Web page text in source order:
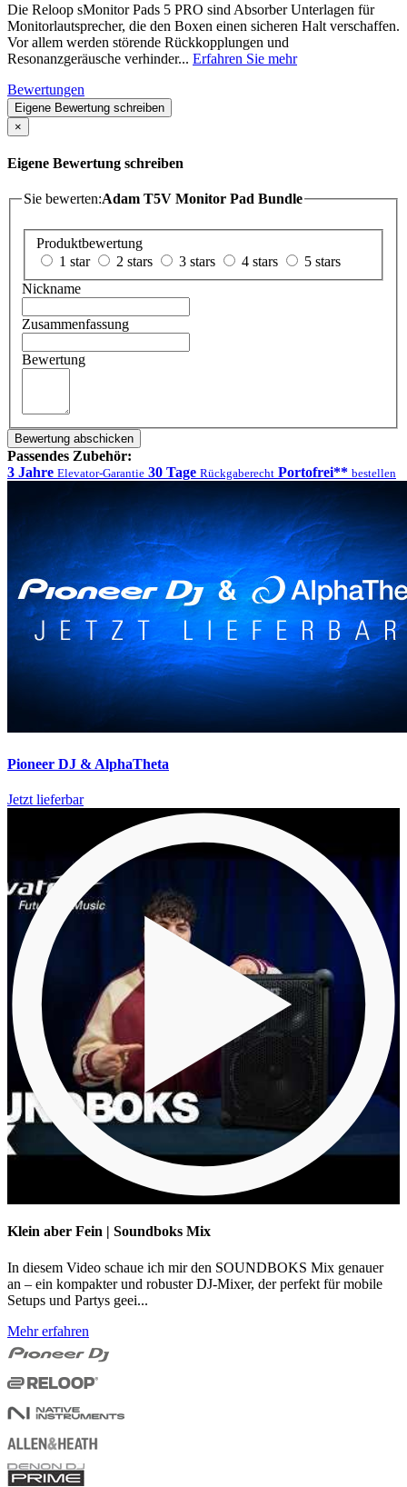
Die Reloop sMonitor Pads 5 PRO sind Absorber Unterlagen für
Monitorlautsprecher, die den Boxen einen sicheren Halt verschaffen.
Vor allem werden störende Rückkopplungen und
Resonanzgeräusche verhinder... Erfahren Sie mehr
Bewertungen
Eigene Bewertung schreiben
×
Eigene Bewertung schreiben
Sie bewerten:Adam T5V Monitor Pad Bundle
Produktbewertung
1 star
2 stars 3 stars 4 stars
5 stars
Nickname
Zusammenfassung
Bewertung
Bewertung abschicken
Passendes Zubehör:
3 Jahre Elevator-Garantie 30 Tage Rückgaberecht Portofrei** bestellen
Pioneer DJ & AlphaTheta
Jetzt lieferbar
Klein aber Fein | Soundboks Mix
In diesem Video schaue ich mir den SOUNDBOKS Mix genauer
an – ein kompakter und robuster DJ-Mixer, der perfekt für mobile
Setups und Partys geei...
Mehr erfahren